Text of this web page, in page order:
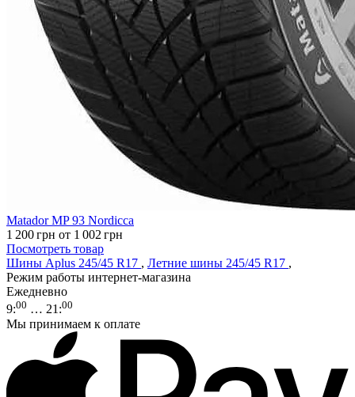
Matador MP 93 Nordicca
1 200грн от 1 002грн
Посмотреть товар
Шины Aplus 245/45 R17 , Летние шины 245/45 R17 ,
Режим работы интернет-магазина
Ежедневно
9:00 … 21:00
Мы принимаем к оплате